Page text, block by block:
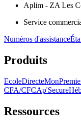
Aplim - ZA Les
Service
Numéros d'assistance
Produits
EcoleDirecte
CFA/CFCAp'Secure
Ressources